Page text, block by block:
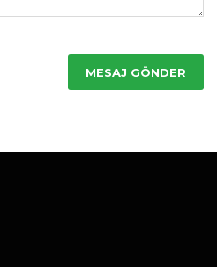
MESAJ GÖNDER